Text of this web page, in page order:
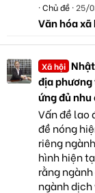
Chủ đề 25/
Văn hóa xã
Xã hội
địa
ứng đủ nhu
Vấn đề lao
đề nóng
riêng
hình hiện
rằng
ngành dịch